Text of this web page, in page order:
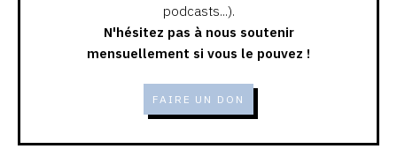
podcasts...).
N'hésitez pas à nous soutenir
mensuellement si vous le pouvez !
FAIRE UN DON